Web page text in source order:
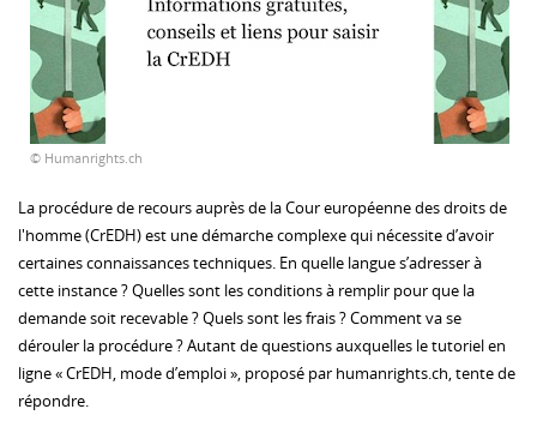
© Humanrights.ch
La procédure de recours auprès de la Cour européenne des droits de
l'homme (CrEDH) est une démarche complexe qui nécessite d’avoir
certaines connaissances techniques. En quelle langue s’adresser à
cette instance ? Quelles sont les conditions à remplir pour que la
demande soit recevable ? Quels sont les frais ? Comment va se
dérouler la procédure ? Autant de questions auxquelles le tutoriel en
ligne « CrEDH, mode d’emploi », proposé par humanrights.ch, tente de
répondre.